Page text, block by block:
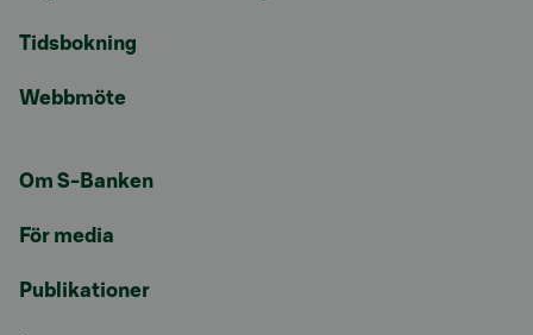
Tidsbokning
Webbmöte
Om S-Banken
För media
Publikationer